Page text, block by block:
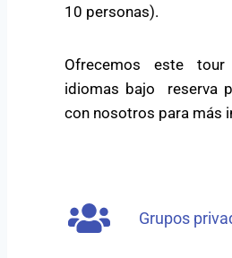
10 personas).
Ofrecemos este
idiomas bajo reserva
con nosotros para más
Grupos